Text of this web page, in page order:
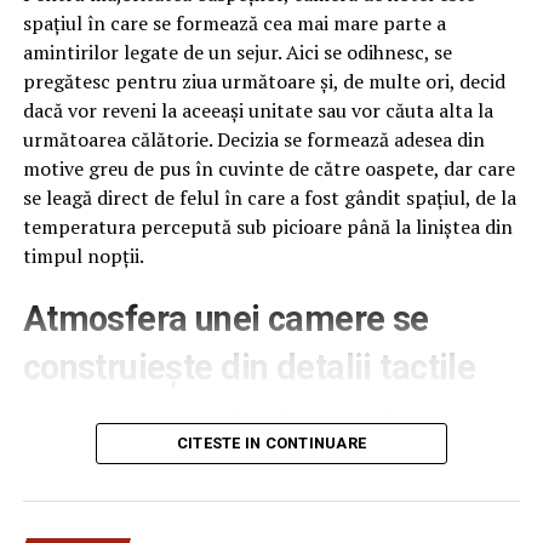
afectate de ger și ninsori / Comisarul de Prahova –
Comisarul de Prahova
spațiul în care se formează cea mai mare parte a
amintirilor legate de un sejur. Aici se odihnesc, se
pregătesc pentru ziua următoare și, de multe ori, decid
dacă vor reveni la aceeași unitate sau vor căuta alta la
următoarea călătorie. Decizia se formează adesea din
motive greu de pus în cuvinte de către oaspete, dar care
se leagă direct de felul în care a fost gândit spațiul, de la
temperatura percepută sub picioare până la liniștea din
timpul nopții.
Atmosfera unei camere se
construiește din detalii tactile
Contactul direct cu pardoseala este una dintre primele
senzații fizice pe care le are un oaspete atunci când
pe drum, seara târziu. Textura și moliciunea potrivite,
oferite democheta hotel
CITESTE IN CONTINUARE